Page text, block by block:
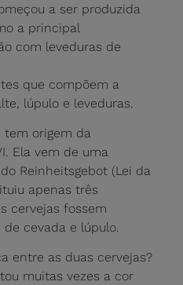
a ser produzida
a principal
com leveduras de
que compõem a
lúpulo e leveduras.
tem origem da
Ela vem de uma
Reinheitsgebot (Lei da
apenas três
cervejas fossem
cevada e lúpulo.
entre as duas cervejas?
muitas vezes a cor